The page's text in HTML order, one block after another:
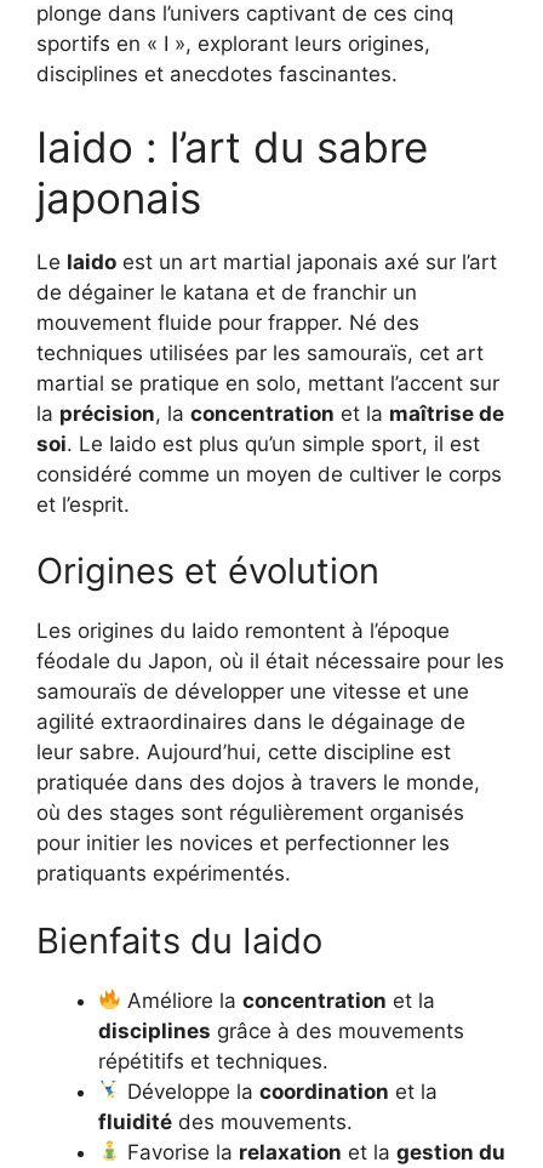
plonge dans l’univers captivant de ces cinq
sportifs en « I », explorant leurs origines,
disciplines et anecdotes fascinantes.
Iaido : l’art du sabre
japonais
Le Iaido est un art martial japonais axé sur l’art
de dégainer le katana et de franchir un
mouvement fluide pour frapper. Né des
techniques utilisées par les samouraïs, cet art
martial se pratique en solo, mettant l’accent sur
la précision, la concentration et la maîtrise de
soi. Le Iaido est plus qu’un simple sport, il est
considéré comme un moyen de cultiver le corps
et l’esprit.
Origines et évolution
Les origines du Iaido remontent à l’époque
féodale du Japon, où il était nécessaire pour les
samouraïs de développer une vitesse et une
agilité extraordinaires dans le dégainage de
leur sabre. Aujourd’hui, cette discipline est
pratiquée dans des dojos à travers le monde,
où des stages sont régulièrement organisés
pour initier les novices et perfectionner les
pratiquants expérimentés.
Bienfaits du Iaido
Améliore laconcentration et la
disciplines grâce à des mouvements
répétitifs et techniques.
Développe lacoordination et la
fluidité des mouvements.
Favorise la relaxation et lagestion du